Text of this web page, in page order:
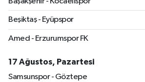
Beşiktaş - Eyüpspor
Amed - Erzurumspor FK
17 Ağustos, Pazartesi
Samsunspor - Göztepe